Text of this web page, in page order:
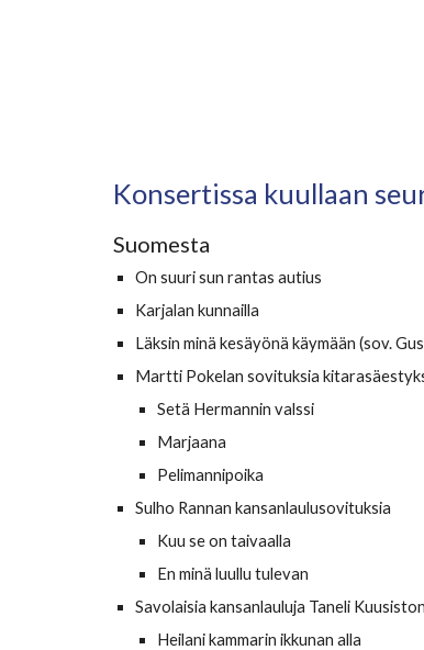
Konsertissa kuullaan
Suomesta
On suuri sun rantas autius
Karjalan kunnailla
Läksin minä kesäyönä käymään (sov.
Martti Pokelan sovituksia
Setä Hermannin valssi
Marjaana
Pelimannipoika
Sulho Rannan kansanlaulusovituksia
Kuu se on taivaalla
En minä luullu tulevan
Savolaisia kansanlauluja Taneli
Heilani kammarin ikkunan alla